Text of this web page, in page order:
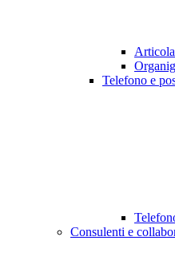
Telefono e
Consulenti e